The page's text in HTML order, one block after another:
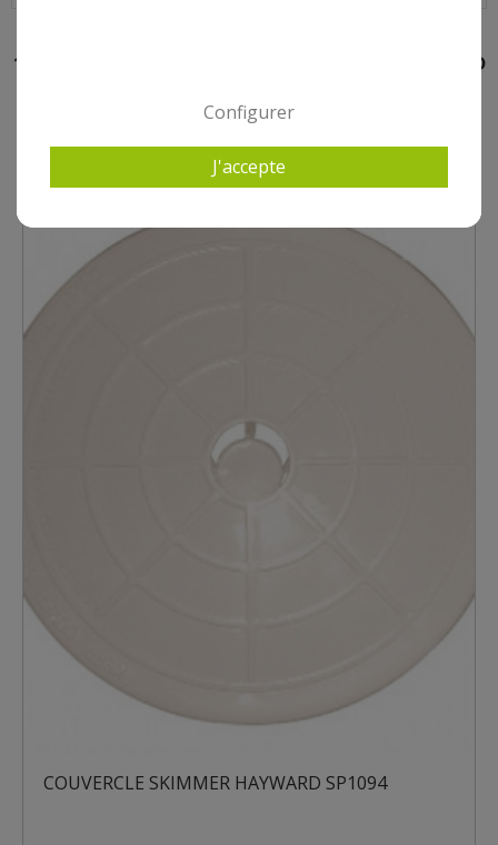
10 AUTRES PRODUITS DANS POUR SKIMMER HAYWARD
COUVERCLE SKIMMER HAYWARD SP1094
Configurer
J'accepte